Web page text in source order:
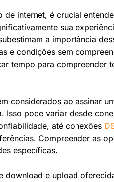
de internet, é crucial
sua
a importância
e condições sem
tempo para compreender
considerados ao assinar
Isso pode variar desde
até conexões
Compreender as
específicas.
download e upload